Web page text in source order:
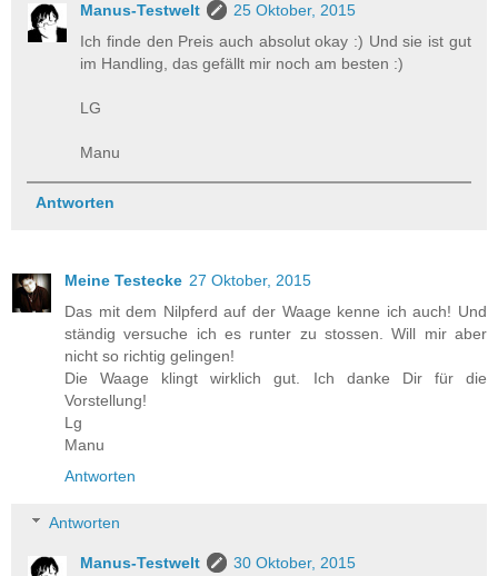
Manus-Testwelt
25 Oktober, 2015
Ich finde den Preis auch absolut okay :) Und sie ist gut
im Handling, das gefällt mir noch am besten :)
LG
Manu
Antworten
Meine Testecke 27 Oktober, 2015
Das mit dem Nilpferd auf der Waage kenne ich auch! Und
ständig versuche ich es runter zu stossen. Will mir aber
nicht so richtig gelingen!
Die Waage klingt wirklich gut. Ich danke Dir für die
Vorstellung!
Lg
Manu
Antworten
Antworten
Manus-Testwelt
30 Oktober, 2015